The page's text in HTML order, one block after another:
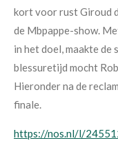
kort voor rust Giroud
de Mbpappe-show.
in het doel, maakte
blessuretijd mocht
Hieronder na de
finale.
https://nos.nl/l/